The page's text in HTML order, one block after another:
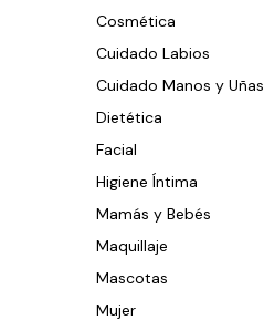
Cosmética
Cuidado Labios
Cuidado Manos y Uñas
Dietética
Facial
Higiene Íntima
Mamás y Bebés
Maquillaje
Mascotas
Mujer